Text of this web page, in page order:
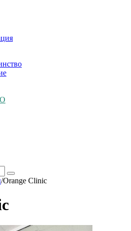
/Orange Clinic